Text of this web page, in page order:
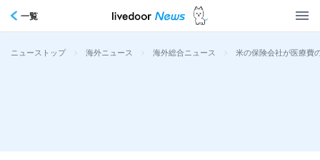
一覧
ニューストップ > 海外ニュース > 海外総合ニュース > 米の保険会社が医療費